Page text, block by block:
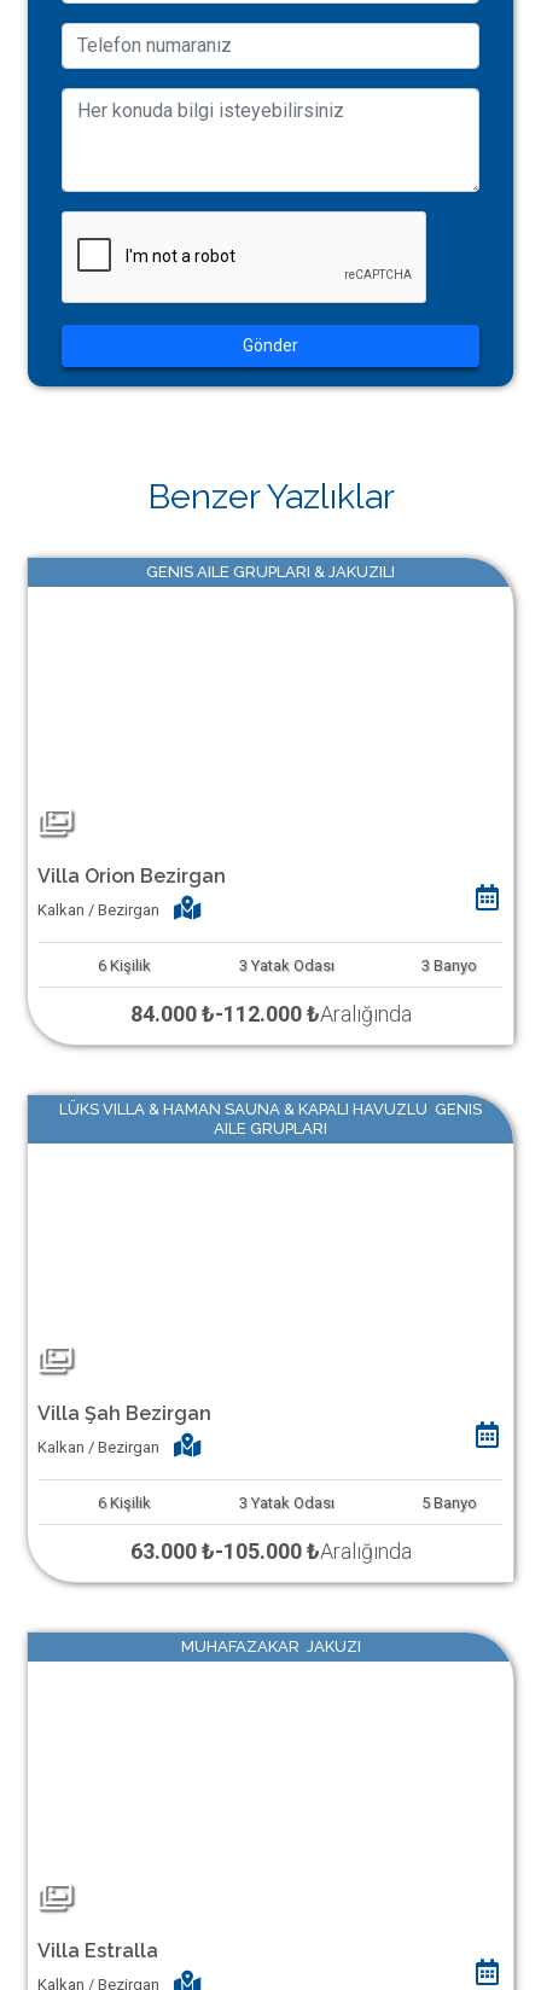
Gönder
Benzer Yazlıklar
GENIS AILE GRUPLARI & JAKUZILI
Villa Orion Bezirgan
Kalkan / Bezirgan
6 Kişilik 3 Yatak Odası 3 Banyo
84.000 ₺-112.000 ₺Aralığında
LÜKS VILLA & HAMAN SAUNA & KAPALI HAVUZLU GENIS
AILE GRUPLARI
Villa Şah Bezirgan
Kalkan / Bezirgan
6 Kişilik 3 Yatak Odası 5 Banyo
63.000 ₺-105.000 ₺Aralığında
MUHAFAZAKAR JAKUZI
Villa Estralla
Kalkan / Bezirgan